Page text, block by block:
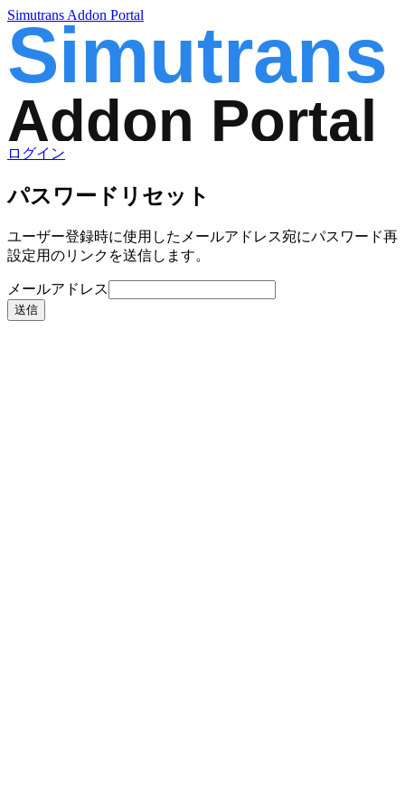
Simutrans Addon Portal
ログイン
パスワードリセット
ユーザー登録時に使用したメールアドレス宛にパスワード再
設定用のリンクを送信します。
メールアドレス
送信